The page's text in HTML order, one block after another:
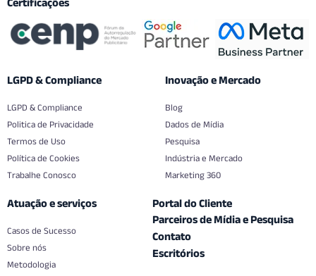
LGPD & Compliance
LGPD & Compliance
Politica de Privacidade
Termos de Uso
Política de Cookies
Trabalhe Conosco
Inovação e Mercado
Blog
Dados de Mídia
Pesquisa
Indústria e Mercado
Marketing 360
Atuação e serviços
Casos de Sucesso
Sobre nós
Metodologia
Portal do Cliente
Parceiros de Mídia e Pesquisa
Contato
Escritórios